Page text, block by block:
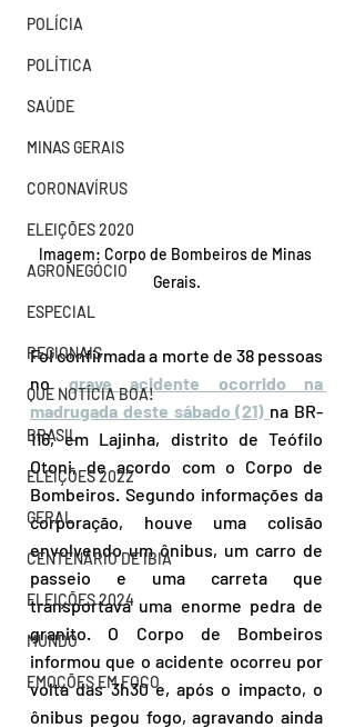
POLÍCIA
POLÍTICA
SAÚDE
MINAS GERAIS
CORONAVÍRUS
ELEIÇÕES 2020
AGRONEGÓCIO
ESPECIAL
REGIONAIS
QUE NOTÍCIA BOA!
BRASIL
ELEIÇÕES 2022
GERAL
CENTENÁRIO DE IBIÁ
ELEIÇÕES 2024
MUNDO
EMOÇÕES EM FOCO
Imagem: Corpo de Bombeiros de Minas
Gerais.
Foi confirmada a morte de 38 pessoas
no grave acidente ocorrido na
madrugada deste sábado (21) na BR-
116, em Lajinha, distrito de Teófilo
Otoni, de acordo com o Corpo de
Bombeiros. Segundo informações da
corporação, houve uma colisão
envolvendo um ônibus, um carro de
passeio e uma carreta que
transportava uma enorme pedra de
granito. O Corpo de Bombeiros
informou que o acidente ocorreu por
volta das 3h30 e, após o impacto, o
ônibus pegou fogo, agravando ainda